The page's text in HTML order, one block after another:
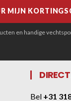
en handige
Bel +31